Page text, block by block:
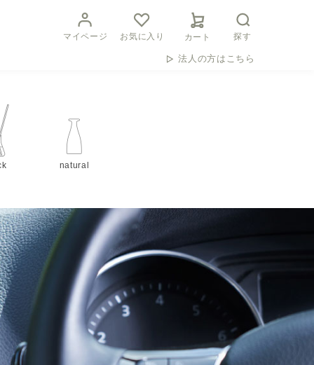
マイページ お気に入り カート 探す
法人の方はこちら
natural